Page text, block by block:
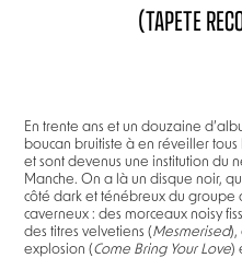
(TAPETE
En trente ans et un douzaine
boucan bruitiste à en réveiller
et sont devenus une institution du
Manche. On a là un disque noir,
côté dark et ténébreux du groupe
caverneux : des morceaux noisy
des titres velvetiens (Mesmerised),
explosion (Come Bring Your Love)